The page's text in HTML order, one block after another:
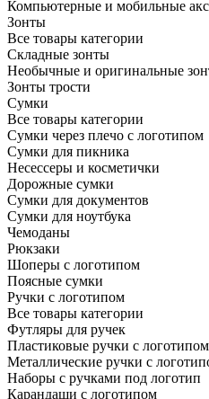
Компьютерные и мобильные
Зонты
Все товары категории
Складные зонты
Необычные и оригинальные
Зонты трости
Сумки
Все товары категории
Сумки через плечо с логотипом
Сумки для пикника
Несессеры и косметички
Дорожные сумки
Сумки для документов
Сумки для ноутбука
Чемоданы
Рюкзаки
Шоперы с логотипом
Поясные сумки
Ручки с логотипом
Все товары категории
Футляры для ручек
Пластиковые ручки с логотипом
Металлические ручки с
Наборы с ручками под логотип
Карандаши с логотипом